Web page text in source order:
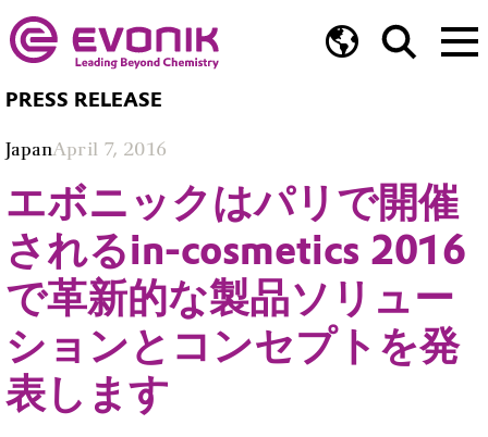
PRESS RELEASE
JapanApril 7, 2016
エボニックはパリで開催
されるin-cosmetics 2016
で革新的な製品ソリュー
ションとコンセプトを発
表します